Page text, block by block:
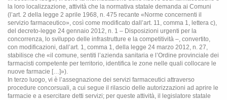
la loro localizzazione, attività che la normativa statale demanda ai Comuni
(l’art. 2 della legge 2 aprile 1968, n. 475 recante «Norme concernenti il
servizio farmaceutico», così come modificato dall’art. 11, comma 1, lettera c),
del decreto-legge 24 gennaio 2012, n. 1 – Disposizioni urgenti per la
concorrenza, lo sviluppo delle infrastrutture e la competitività –, convertito,
con modificazioni, dall’art. 1, comma 1, della legge 24 marzo 2012, n. 27,
stabilisce che «il comune, sentiti l’azienda sanitaria e l’Ordine provinciale dei
farmacisti competente per territorio, identifica le zone nelle quali collocare le
nuove farmacie […]»).
In terzo luogo, vi è l’assegnazione dei servizi farmaceutici attraverso
procedure concorsuali, a cui segue il rilascio delle autorizzazioni ad aprire le
farmacie e a esercitare detti servizi; per queste attività, il legislatore statale